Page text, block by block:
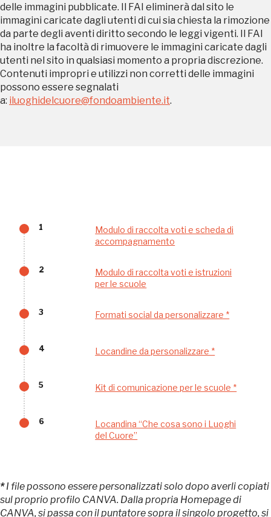
delle immagini pubblicate. Il FAI eliminerà dal sito le
immagini caricate dagli utenti di cui sia chiesta la rimozione
da parte degli aventi diritto secondo le leggi vigenti. Il FAI
ha inoltre la facoltà di rimuovere le immagini caricate dagli
utenti nel sito in qualsiasi momento a propria discrezione.
Contenuti impropri e utilizzi non corretti delle immagini
possono essere segnalati
a: iluoghidelcuore@fondoambiente.it.
1
Modulo di raccolta voti e scheda di
accompagnamento
2
Modulo di raccolta voti e istruzioni
per le scuole
3 Formati social da personalizzare *
4 Locandine da personalizzare *
5 Kit di comunicazione per le scuole *
6
Locandina “Che cosa sono i Luoghi
del Cuore”
*I file possono essere personalizzati solo dopo averli copiati
sul proprio profilo CANVA. Dalla propria Homepage di
CANVA, si passa con il puntatore sopra il singolo progetto, si
Regalati 365 giorni di arte e cultura nell'Italia
più bella, risparmiando.
ISCRIVITI AL FAI
Scopri tutte le opportunità riservate agli iscritti
nei Beni FAI tutto l'anno
Gratis Milano
sarebbe possibile